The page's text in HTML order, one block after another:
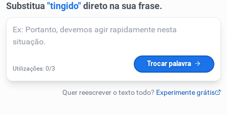
Resumir Texto
Corrigir Texto
Detector de IA
Humanizador de IA